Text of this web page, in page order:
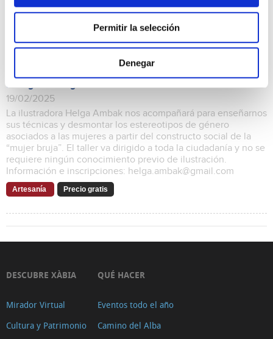
Permitir la selección
Denegar
Taller illustración “Estereotipos femeninos. La mujer bruja”,
a cargo de Helga Ambak.
19/02/2025
La ilustradora Helga Ambak nos acompañará para enseñarnos
sus técnicas y desmontar los estereotipos de género
asociados a las mujeres a partir del constructo social de la
“mujer bruja”. El taller va dirigido a toda la ciudadanía y no se
requiere ningún conocimiento previo de ilustración.
Información e inscripciones: helga.ambak@gmail.com
Artesanía Precio gratis
DESCUBRE XÀBIA
Mirador Virtual
Cultura y Patrimonio
QUÉ HACER
Eventos todo el año
Camino del Alba